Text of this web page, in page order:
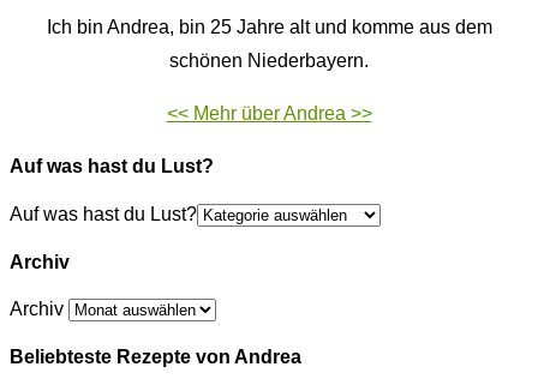
Ich bin Andrea, bin 25 Jahre alt und komme aus dem
schönen Niederbayern.
<< Mehr über Andrea >>
Auf was hast du Lust?
Auf was hast du Lust?
Archiv
Archiv
Beliebteste Rezepte von Andrea